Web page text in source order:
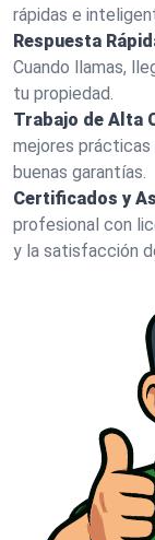
rápidas e
Respuesta
Cuando llamas,
tu propiedad.
Trabajo de Alta
mejores prácticas
buenas garantías.
Certificados y
profesional con
y la satisfacción